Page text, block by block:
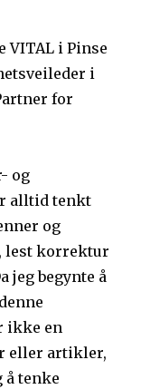
VITAL i Pinse
i
for
og
alltid tenkt
og
lest korrektur
jeg begynte å
ikke en
eller artikler,
å tenke